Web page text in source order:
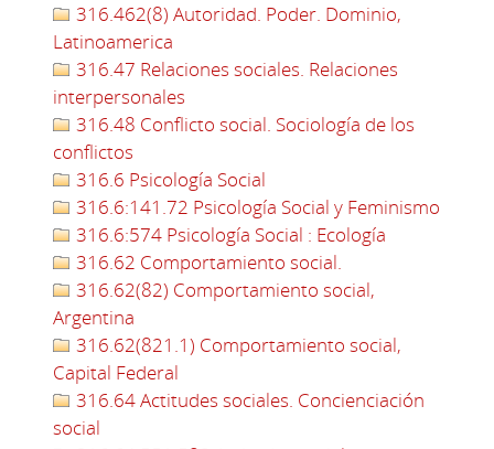
316.462(8) Autoridad. Poder. Dominio,
Latinoamerica
316.47 Relaciones sociales. Relaciones
interpersonales
316.48 Conflicto social. Sociología de los
conflictos
316.6 Psicología Social
316.6:141.72 Psicología Social y Feminismo
316.6:574 Psicología Social : Ecología
316.62 Comportamiento social.
316.62(82) Comportamiento social,
Argentina
316.62(821.1) Comportamiento social,
Capital Federal
316.64 Actitudes sociales. Concienciación
social